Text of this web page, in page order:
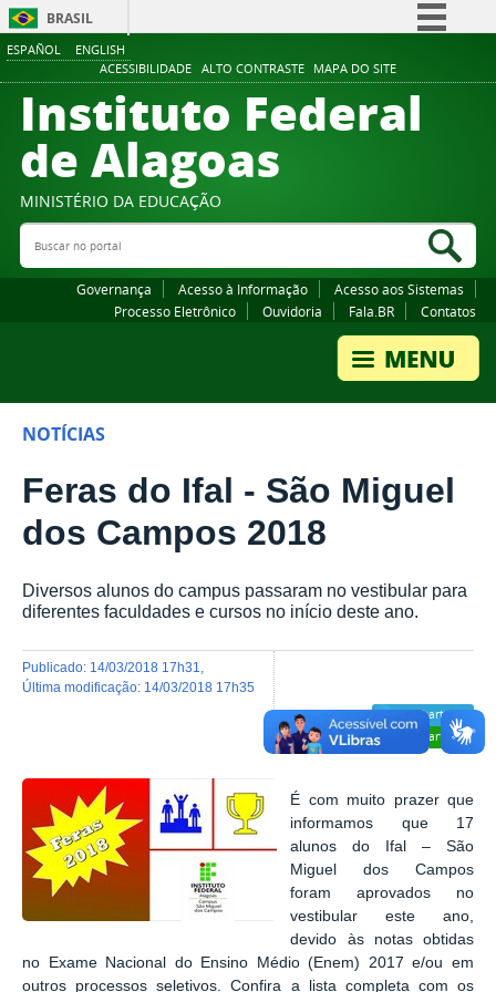
ESPAÑOL ENGLISH
ACESSIBILIDADE ALTO CONTRASTE MAPA DO SITE
BRASIL
Comunica BR
Participe
Canais
Instituto Federal
de Alagoas
MINISTÉRIO DA EDUCAÇÃO
Buscar no portal
Governança Acesso à Informação
Acesso aos Sistemas
Processo Eletrônico
Ouvidoria Fala.BR Contatos
NOTÍCIAS
Feras do Ifal - São Miguel
dos Campos 2018
Diversos alunos do campus passaram no vestibular para
diferentes faculdades e cursos no início deste ano.
Compartilhar
Compartilhar
publicado: 14/03/2018 17h31
última modificação: 14/03/2018 17h35
É com muito prazer que
informamos que 17
alunos do Ifal – São
Miguel dos Campos
foram aprovados no
vestibular este ano,
devido às notas obtidas
no Exame Nacional do Ensino Médio (Enem) 2017 e/ou em
outros processos seletivos. Confira a lista completa com os